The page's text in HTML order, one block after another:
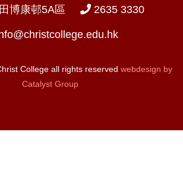
博康邨5A區 2635 3330
College all rights reserved webdesign by
Catalyst Group